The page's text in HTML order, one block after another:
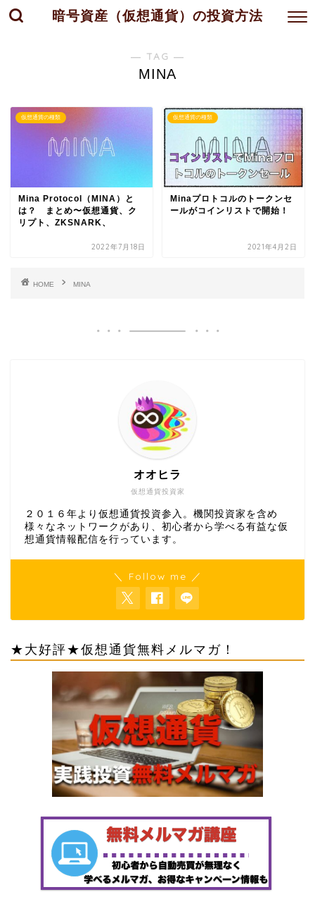
暗号資産（仮想通貨）の投資方法
― TAG ―
MINA
仮想通貨の種類
Mina Protocol（MINA）と
は？ まとめ〜仮想通貨、ク
リプト、ZKSNARK、
2022年7月18日
仮想通貨の種類
Minaプロトコルのトークンセ
ールがコインリストで開始！
2021年4月2日
HOME MINA
仮想通貨投資家
オオヒラ
２０１６年より仮想通貨投資参入。機関投資家を含め
様々なネットワークがあり、初心者から学べる有益な仮
想通貨情報配信を行っています。
＼ Follow me ／
★大好評★仮想通貨無料メルマガ！